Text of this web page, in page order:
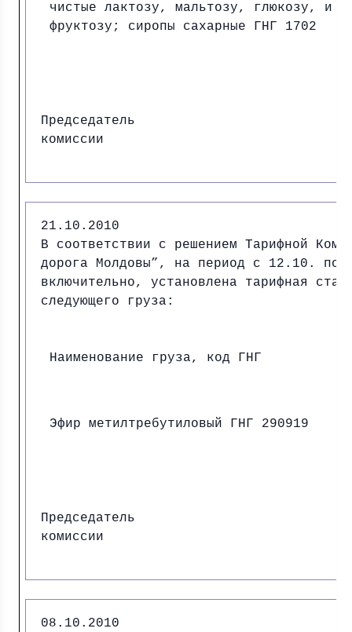
чистые лактозу, мальтозу, глюкозу, и
фруктозу; сиропы сахарные ГНГ 1702
Председатель
комиссии
21.10.2010
В соответствии с решением Тарифной
дорога Молдовы”, на период с 12.10. по
включительно, установленa тарифная
следующего груза:
Наименование груза, код ГНГ
Эфир метилтребутиловый ГНГ 290919
Председатель
комиссии
08.10.2010